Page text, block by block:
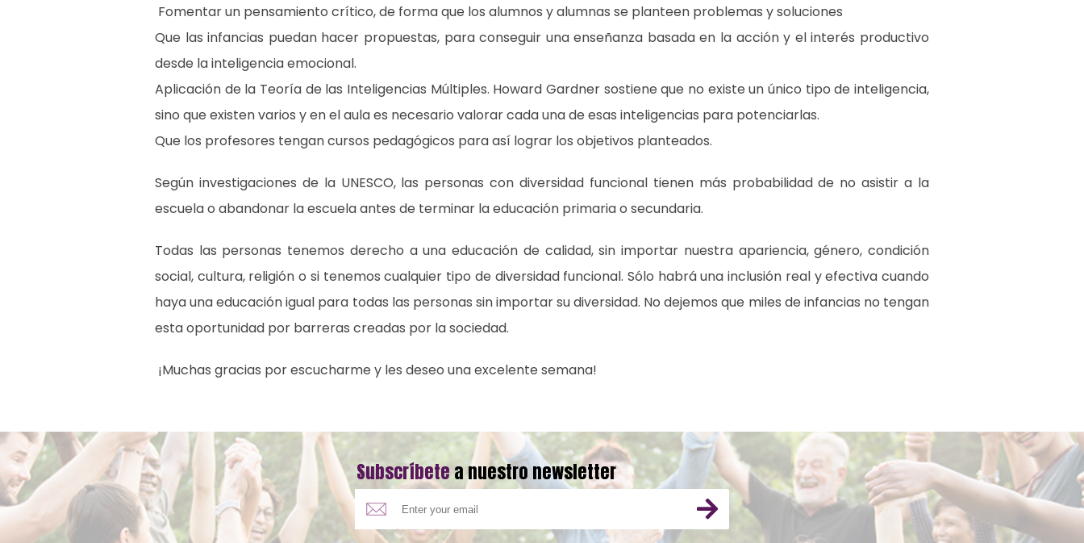
Fomentar un pensamiento crítico, de forma que los alumnos y alumnas se planteen problemas y soluciones
Que las infancias puedan hacer propuestas, para conseguir una enseñanza basada en la acción y el interés productivo
desde la inteligencia emocional.
Aplicación de la Teoría de las Inteligencias Múltiples. Howard Gardner sostiene que no existe un único tipo de inteligencia,
sino que existen varios y en el aula es necesario valorar cada una de esas inteligencias para potenciarlas.
Que los profesores tengan cursos pedagógicos para así lograr los objetivos planteados.
Según investigaciones de la UNESCO, las personas con diversidad funcional tienen más probabilidad de no asistir a la
escuela o abandonar la escuela antes de terminar la educación primaria o secundaria.
Todas las personas tenemos derecho a una educación de calidad, sin importar nuestra apariencia, género, condición
social, cultura, religión o si tenemos cualquier tipo de diversidad funcional. Sólo habrá una inclusión real y efectiva cuando
haya una educación igual para todas las personas sin importar su diversidad. No dejemos que miles de infancias no tengan
esta oportunidad por barreras creadas por la sociedad.
¡Muchas gracias por escucharme y les deseo una excelente semana!
Subscríbetea nuestro newsletter